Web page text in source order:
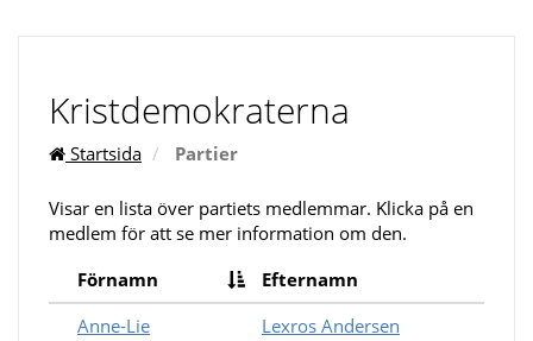
Kristdemokraterna
Startsida Partier
Visar en lista över partiets medlemmar. Klicka på en
medlem för att se mer information om den.
Förnamn
Efternamn
Anne-Lie
Lexros Andersen